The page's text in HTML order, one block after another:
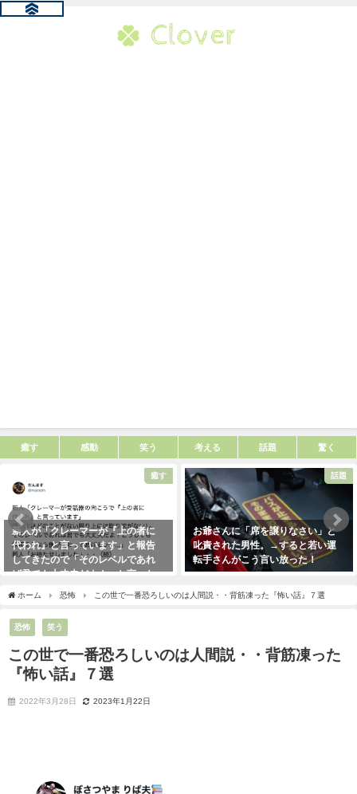
癒す 感動 笑う 考える 話題 驚く
癒す
新人が「クレーマーが『上の者に
代われ』と言っています」と報告
してきたので「そのレベルであれ
ば君でも大丈夫だよ！」と言った
った！（笑）
2021年5月10日
話題
お爺さんに「席を譲りなさい」と
叱責された男性。→すると若い運
転手さんがこう言い放った！
ホーム 恐怖 この世で一番恐ろしいのは人間説・・背筋凍った『怖い話』７選
恐怖 笑う
この世で一番恐ろしいのは人間説・・背筋凍った
『怖い話』７選
2022年3月28日 2023年1月22日